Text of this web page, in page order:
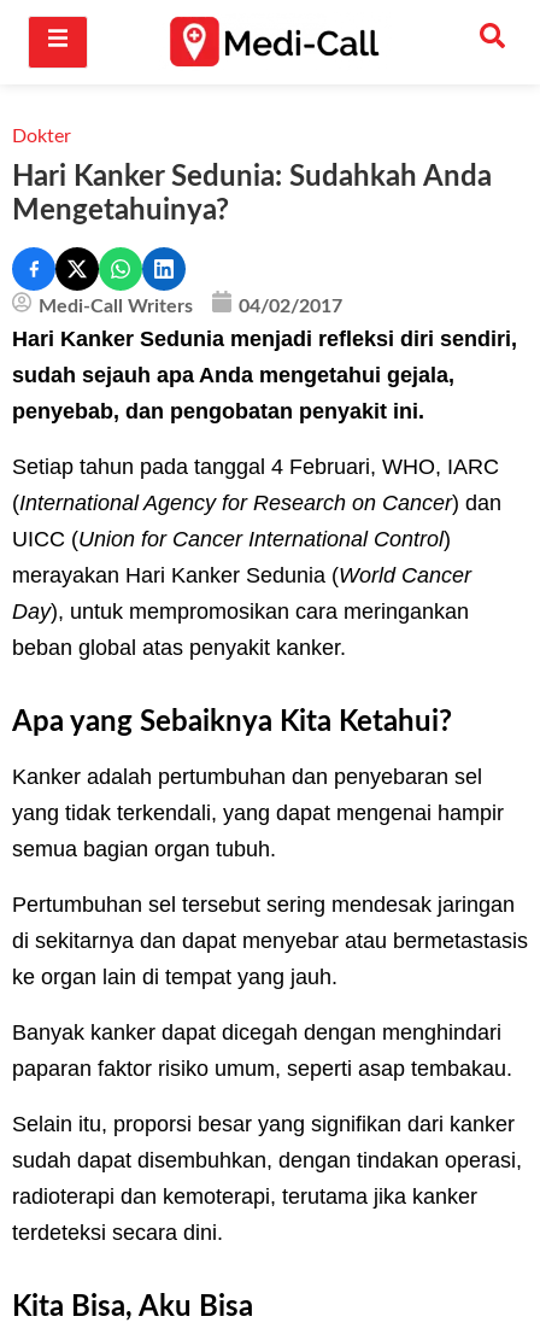
Dokter
Hari Kanker Sedunia: Sudahkah Anda
Mengetahuinya?
Medi-Call Writers 04/02/2017
Hari Kanker Sedunia menjadi refleksi diri sendiri,
sudah sejauh apa Anda mengetahui gejala,
penyebab, dan pengobatan penyakit ini.
Setiap tahun pada tanggal 4 Februari, WHO, IARC
(International Agency for Research on Cancer) dan
UICC (Union for Cancer International Control)
merayakan Hari Kanker Sedunia (World Cancer
Day), untuk mempromosikan cara meringankan
beban global atas penyakit kanker.
Apa yang Sebaiknya Kita Ketahui?
Kanker adalah pertumbuhan dan penyebaran sel
yang tidak terkendali, yang dapat mengenai hampir
semua bagian organ tubuh.
Pertumbuhan sel tersebut sering mendesak jaringan
di sekitarnya dan dapat menyebar atau bermetastasis
ke organ lain di tempat yang jauh.
Banyak kanker dapat dicegah dengan menghindari
paparan faktor risiko umum, seperti asap tembakau.
Selain itu, proporsi besar yang signifikan dari kanker
sudah dapat disembuhkan, dengan tindakan operasi,
radioterapi dan kemoterapi, terutama jika kanker
terdeteksi secara dini.
Kita Bisa, Aku Bisa